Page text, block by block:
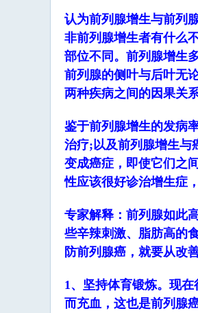
认为前列腺增生与前列
非前列腺增生者有什么
部位不同。前列腺增生
前列腺的侧叶与后叶无
两种疾病之间的因果关系
鉴于前列腺增生的发病
治疗;以及前列腺增生与
变成癌症，即使它们之
性应该很好诊治增生症
专家解释：前列腺如此
些辛辣刺激、脂肪高的
防前列腺癌，就要从改
1、坚持体育锻炼。现
而充血，这也是前列腺